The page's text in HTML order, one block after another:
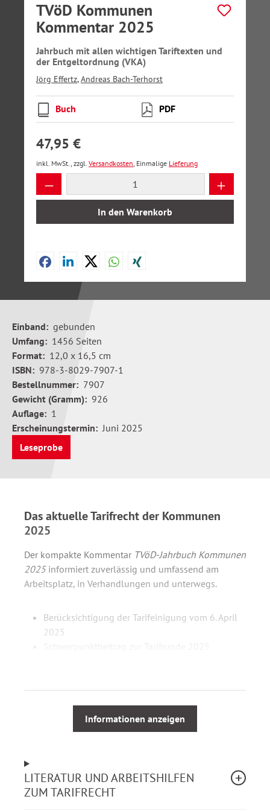
TVöD Kommunen
Kommentar 2025
Jahrbuch mit allen wichtigen Tariftexten und
der Entgeltordnung (VKA)
Jörg Effertz,Andreas Bach-Terhorst
Buch PDF
47,95 €
inkl. MwSt., zzgl. Versandkosten, Einmalige Lieferung
Produkt Anzahl: Gib den gewünschten
In den Warenkorb
Einband: gebunden
Umfang: 1456 Seiten
Format: 12,0 x 16,5 cm
ISBN: 978-3-8029-7907-1
Bestellnummer: 7907
Gewicht (Gramm): 926
Auflage: 1
Erscheinungstermin: Juni 2025
Leseprobe
Das aktuelle Tarifrecht der Kommunen
2025
Der kompakte Kommentar TVöD-Jahrbuch Kommunen
2025informiert zuverlässig und umfassend am
Arbeitsplatz, in Verhandlungen und unterwegs.
Berücksichtigung der Tarifeinigung vom 6. April
2025
Tariftexte der Besonderen Teile Verwaltung (mit
Erläuterungen), Sparkassen, Entsorgung,
Krankenhäuser, Pflege- und
Einführung
Kommentierung des Tarifvertrages für Ärztinnen
Informationen anzeigen
LITERATUR UND ARBEITSHILFEN
ZUM TARIFRECHT